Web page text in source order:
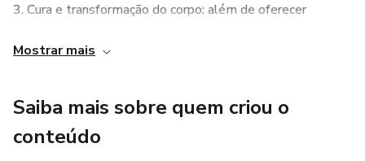
3. Cura e transformação do corpo: além de oferecer
aborda temas como cura mágica, transformação do corpo e
4. Flexibilidade e praticidade: por ser um produto digital, o
curso dos Anjos da Alta Magia oferece flexibilidade e
Mostrar mais
Saiba mais sobre quem criou o
conteúdo